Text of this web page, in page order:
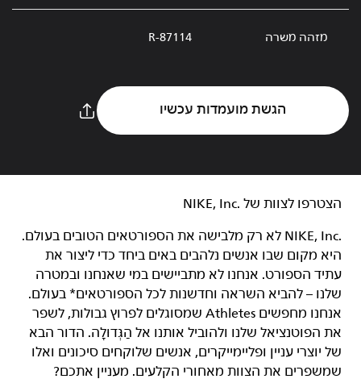
מזהה משרה R-87114
הגשת מועמדות עכשיו
הצטרפו לצוות של NIKE, Inc.‎‏
NIKE, Inc.‎ לא רק מלבישה את הספורטאים הטובים בעולם.
היא מקום שבו אנשים נלהבים באים ביחד כדי ליצור את
עתיד הספורט. אנחנו לא מתביישים במי שאנחנו ובמטרה
שלנו – להביא השראה וחדשנות לכל הספורטאים* בעולם.
אנחנו מחפשים Athletes שמסוגלים לפרוץ גבולות, לשפר
את הפוטנציאל שלנו ולהוביל אותנו אל הַגְּדוּלָה. הדור הבא
של יוצרי עניין ופליימייקרים, אנשים שלוקחים סיכונים ואלו
שמשפרים את הצוות מאחורי הקלעים. מעניין אתכם?